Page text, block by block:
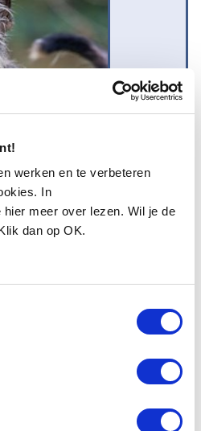
werken en te verbeteren
In
hier meer over lezen. Wil je de
dan op OK.
eigenaresse
samen met zijn